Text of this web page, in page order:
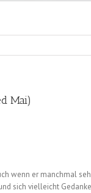
Mai)
wenn er manchmal
sich vielleicht